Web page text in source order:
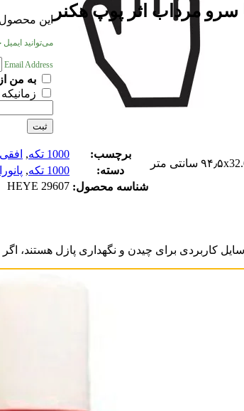
این محصول
می‌توانید
Email Address
به من
ثبت
برچسب: 1000 تکه , افقی
دسته:
1000 تکه ,
شناسه محصول: HEYE 29607
کاربردی برای چیدن و نگهداری پازل هستند،